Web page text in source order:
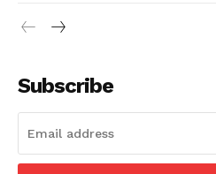
Subscribe